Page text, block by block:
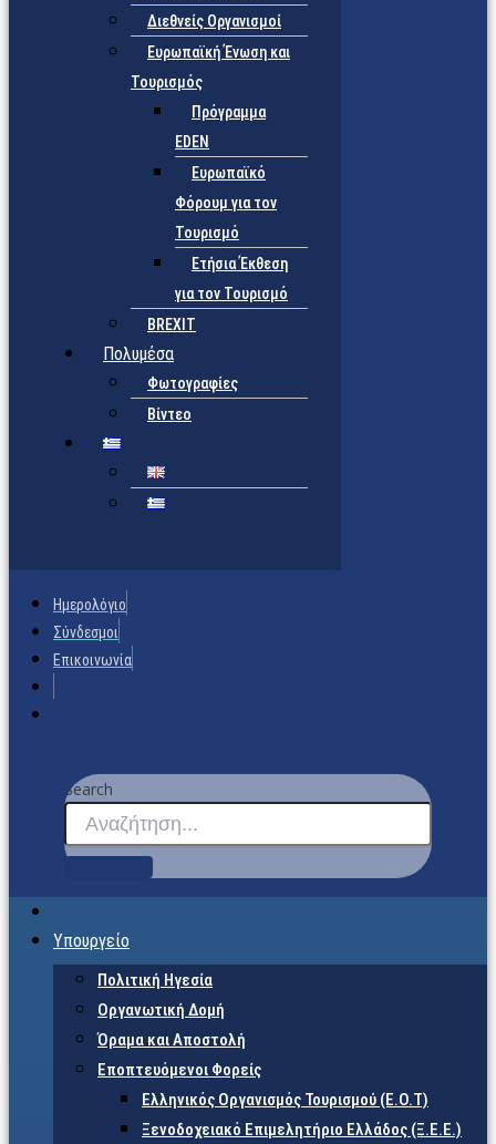
Διεθνείς Οργανισμοί
Ευρωπαϊκή Ένωση και
Τουρισμός
Πρόγραμμα
EDEN
Ευρωπαϊκό
Φόρουμ για τον
Τουρισμό
Ετήσια Έκθεση
για τον Τουρισμό
BREXIT
Πολυμέσα
Φωτογραφίες
Βίντεο
Ημερολόγιο
Σύνδεσμοι
Επικοινωνία
Search
Υπουργείο
Πολιτική Ηγεσία
Οργανωτική Δομή
Όραμα και Αποστολή
Εποπτευόμενοι Φορείς
Eλληνικός Οργανισμός Τουρισμού (Ε.Ο.Τ)
Ξενοδοχειακό Επιμελητήριο Ελλάδος (Ξ.Ε.Ε.)